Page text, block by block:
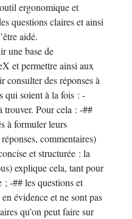
ergonomique et
questions claires et ainsi
aidé.
une base de
et permettre ainsi aux
consulter des réponses à
qui soient à la fois : -
trouver. Pour cela : -##
à formuler leurs
commentaires)
et structurée : la
explique cela, tant pour
; -## les questions et
évidence et ne sont pas
qu’on peut faire sur